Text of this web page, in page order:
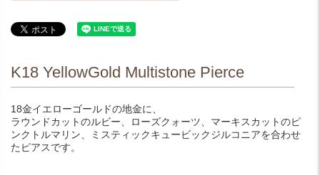
K18 YellowGold Multistone Pierce
18金イエローゴールドの地金に、
ラウンドカットのルビー、ローズクォーツ、マーキスカットのピ
ンクトルマリン、ミスティックキュービックジルコニアを合わせ
たピアスです。